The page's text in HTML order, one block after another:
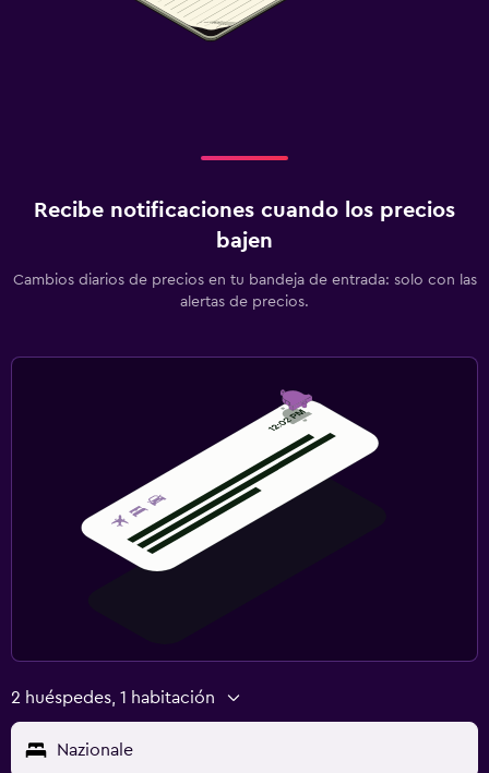
Recibe notificaciones cuando los precios
bajen
Cambios diarios de precios en tu bandeja de entrada: solo con las
alertas de precios.
2 huéspedes, 1 habitación
Nazionale